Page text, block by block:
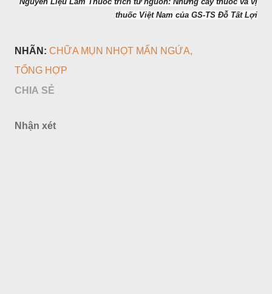
thuốc Việt Nam của GS-TS Đỗ Tất Lợi
NHÃN: CHỮA MỤN NHỌT MẨN NGỨA
TỔNG HỢP
CHIA SẺ
Nhận xét